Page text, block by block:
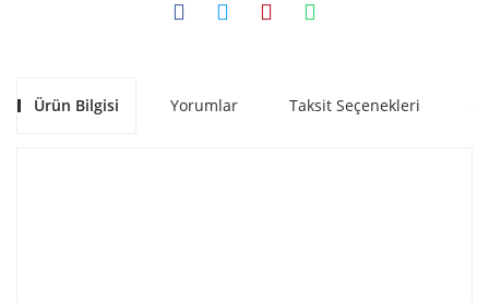
Ürün Bilgisi Yorumlar Taksit Seçenekleri